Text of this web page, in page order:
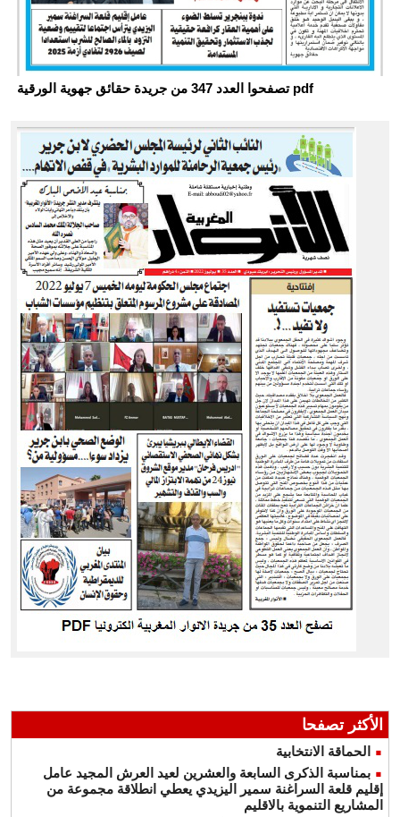
تصفحوا العدد 347 من جريدة حقائق جهوية الورقية pdf
الأكثر تصفحا
الحماقة الانتخابية
بمناسبة الذكرى السابعة والعشرين لعيد العرش المجيد عامل
إقليم قلعة السراغنة سمير اليزيدي يعطي انطلاقة مجموعة من
المشاريع التنموية بالاقليم